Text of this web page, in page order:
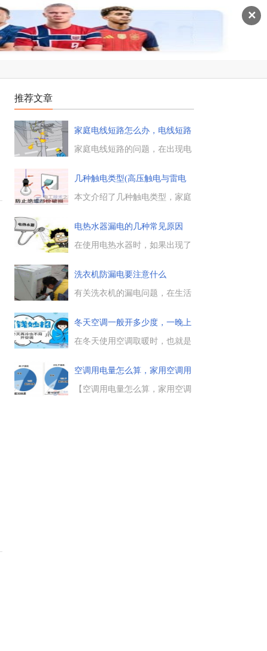
✕
推荐文章
家庭电线短路怎么办，电线短路
检查
家庭电线短路的问题，在出现电
查故障点在哪，用万用表测量是
否还短路，判断是否火线与保护
线短路，先关掉总电源，如果是
档，检查短路。...
几种触电类型(高压触电与雷电
触
本文介绍了几种触电类型，家庭
或火线与大地，而更严重的触电
类型则为高压触电或雷电触电，
这些触电事故都是致命的。...
电热水器漏电的几种常见原因
在使用电热水器时，如果出现了
由于电热水器漏电引起的触电事
故有很多，这里总结了电热水器
漏电的常见原因，帮助大家来预
洗衣机防漏电要注意什么
有关洗衣机的漏电问题，在生活
情况时，一定要多加小心，防患
于未然，这里总结了防止洗衣机
漏电的几点注意事项，一起来看
冬天空调一般开多少度，一晚上
用多
在冬天使用空调取暖时，也就是
度开到多少合适，冬天开空调取
暖一晚上能用多少度电，究竟怎
么使用空调才省电，以及冬天开
空调用电量怎么算，家用空调用
电量
【空调用电量怎么算，家用空调